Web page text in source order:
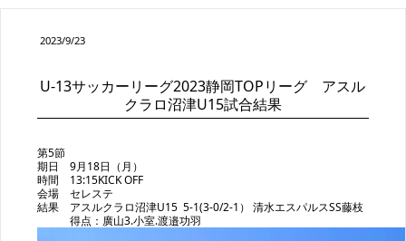
2023/9/23
U-13サッカーリーグ2023静岡TOPリーグ アスル
クラロ沼津U15試合結果
第5節
期日 9月18日（月）
時間 13:15KICK OFF
会場 セレステ
結果 アスルクラロ沼津U15 5-1(3-0/2-1） 清水エスパルスSS藤枝
得点：廣山3.小室.渡邉功羽